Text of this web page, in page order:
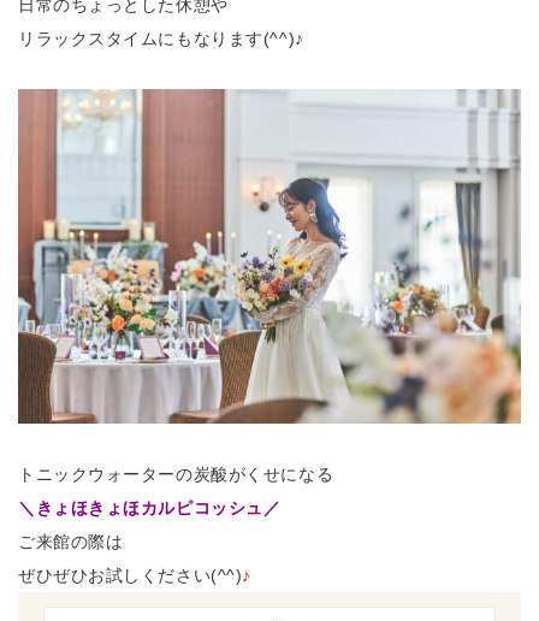
日常のちょっとした休憩や
リラックスタイムにもなります(^^)♪
トニックウォーターの炭酸がくせになる
＼きょほきょほカルピコッシュ／
ご来館の際は
ぜひぜひお試しください(^^)♪